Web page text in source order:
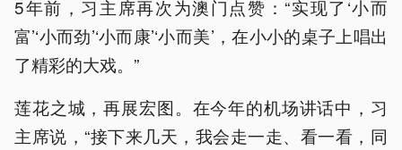
5年前，习主席再次为澳门点赞：“实现了‘小而
富’‘小而劲’‘小而康’‘小而美’，在小小的桌子上唱出
了精彩的大戏。”
莲花之城，再展宏图。在今年的机场讲话中，习
主席说，“接下来几天，我会走一走、看一看，同